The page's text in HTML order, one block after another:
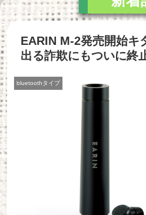
EARIN M-2発売開始
出る詐欺にもついに終
bluetoothタイプ